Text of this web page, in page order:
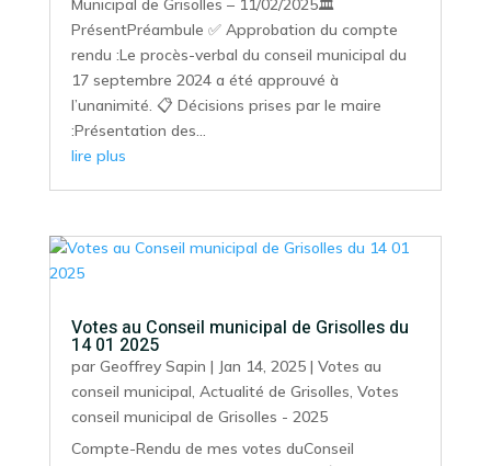
Municipal de Grisolles – 11/02/2025🏛️
PrésentPréambule ✅ Approbation du compte
rendu :Le procès-verbal du conseil municipal du
17 septembre 2024 a été approuvé à
l’unanimité. 📋 Décisions prises par le maire
:Présentation des...
lire plus
Votes au Conseil municipal de Grisolles du
14 01 2025
par Geoffrey Sapin | Jan 14, 2025| Votes au
conseil municipal, Actualité de Grisolles, Votes
conseil municipal de Grisolles - 2025
Compte-Rendu de mes votes duConseil